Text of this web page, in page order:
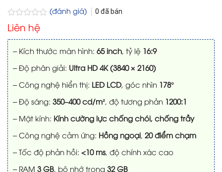
Được
xếp
hạng
0
5
sao
(đánh giá) 0 đã bán
Liên hệ
– Kích thước màn hình: 65 inch, tỷ lệ 16:9
– Độ phân giải: Ultra HD 4K (3840 × 2160)
– Công nghệ hiển thị: LED LCD, góc nhìn 178°
– Độ sáng: 350–400 cd/m², độ tương phản 1200:1
– Mặt kính: Kính cường lực chống chói, chống trầy
– Công nghệ cảm ứng: Hồng ngoại, 20 điểm chạm
– Tốc độ phản hồi: <10 ms, độ chính xác cao
– RAM 3 GB, bộ nhớ trong 32 GB